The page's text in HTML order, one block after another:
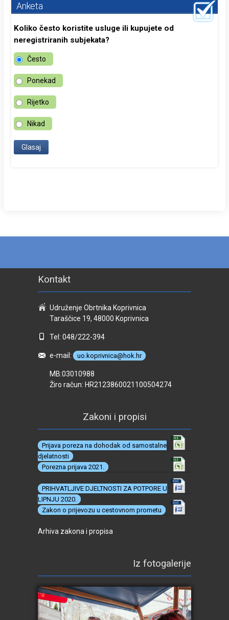
Anketa
Koliko često koristite usluge ili kupujete od
neregistriranih subjekata?
Često
Ponekad
Rijetko
Nikad
Kontakt
Udruženje Obrtnika Koprivnica
Taraščice 19, 48000 Koprivnica
Tel: 048/222-394
e-mail: uo.koprivnica@hok.hr
MB:03010988
Žiro račun: HR2123860021100504274
Zakoni i propisi
Prijava poreza na dohodak od samostalne
djelatnosti
Porezna prijava 2021.
PRIHVATLJIVE DJELTNOSTI ZA POTPORE U
LIPNJU 2020.
Zakon o prijevozu u cestovnom prometu
Arhiva zakona i propisa
Iz fotogalerije